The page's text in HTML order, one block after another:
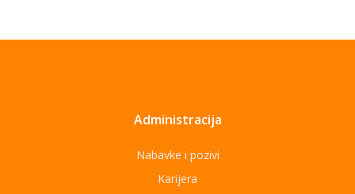
Administracija
Nabavke i pozivi
Karijera